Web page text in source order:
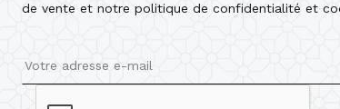
de vente et notre politique de confidentialité et